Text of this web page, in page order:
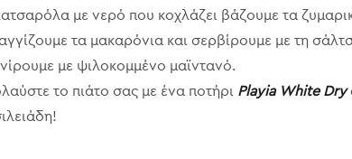
με νερό που κοχλάζει βάζουμε τα
τα μακαρόνια και σερβίρουμε με τη
με ψιλοκομμένο μαϊντανό.
το πιάτο σας με ένα ποτήρι Playia White Dry